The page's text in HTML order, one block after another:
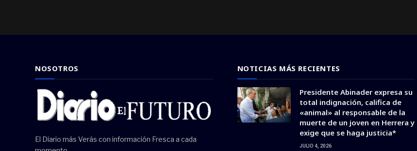
NOSOTROS
El Diario más Verás con información Fresca a cada
NOTICIAS MÁS RECIENTES
Presidente Abinader expresa su
total indignación, califica de
«animal» al responsable de la
muerte de un joven en Herrera y
exige que se haga justicia*
JULIO 4, 2026